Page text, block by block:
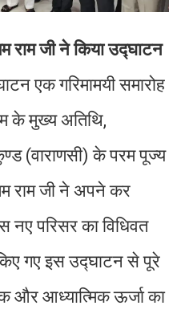
राम जी ने किया उद्घाटन
एक गरिमामयी समारोह
के मुख्य अतिथि,
(वाराणसी) के परम पूज्य
राम जी ने अपने कर
नए परिसर का विधिवत
गए इस उद्घाटन से पूरे
और आध्यात्मिक ऊर्जा का